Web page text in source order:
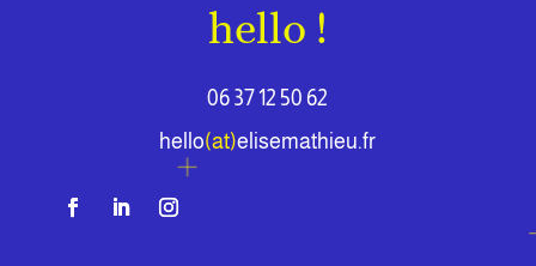
hello !
06 37 12 50 62
hello(at)elisemathieu.fr